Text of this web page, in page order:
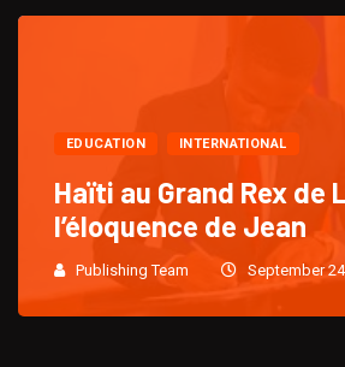
EDUCATION INTERNATIONAL
Haïti au Grand Rex de
l’éloquence de Jean
Publishing Team September